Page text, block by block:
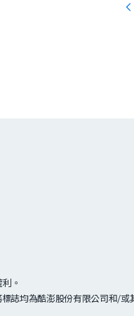
。
誌均為酷澎股份有限公司和/